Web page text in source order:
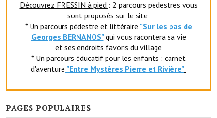
Réserver une salle
Salle Georges Delépine
Maison des services et des associations fressinoises
Découvrez FRESSIN à pied : 2 parcours pedestres vous
sont proposés sur le site
* Un parcours pédestre et littéraire "Sur les pas de
Georges BERNANOS" qui vous racontera sa vie
et ses endroits favoris du village
* Un parcours éducatif pour les enfants : carnet
d'aventure "Entre Mystères Pierre et Rivière"
PAGES POPULAIRES